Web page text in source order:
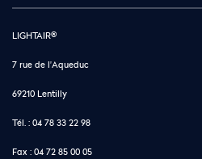
LIGHTAIR®
7 rue de l'Aqueduc
69210 Lentilly
Tél. : 04 78 33 22 98
Fax : 04 72 85 00 05